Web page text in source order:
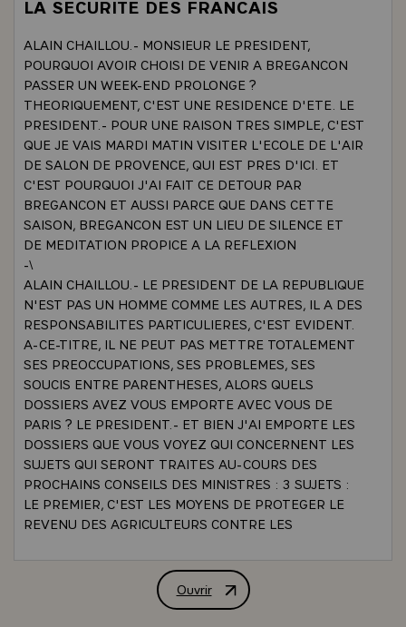
LA SECURITE DES FRANCAIS
ALAIN CHAILLOU.- MONSIEUR LE PRESIDENT,
POURQUOI AVOIR CHOISI DE VENIR A BREGANCON
PASSER UN WEEK-END PROLONGE ?
THEORIQUEMENT, C'EST UNE RESIDENCE D'ETE. LE
PRESIDENT.- POUR UNE RAISON TRES SIMPLE, C'EST
QUE JE VAIS MARDI MATIN VISITER L'ECOLE DE L'AIR
DE SALON DE PROVENCE, QUI EST PRES D'ICI. ET
C'EST POURQUOI J'AI FAIT CE DETOUR PAR
BREGANCON ET AUSSI PARCE QUE DANS CETTE
SAISON, BREGANCON EST UN LIEU DE SILENCE ET
DE MEDITATION PROPICE A LA REFLEXION
-\
ALAIN CHAILLOU.- LE PRESIDENT DE LA REPUBLIQUE
N'EST PAS UN HOMME COMME LES AUTRES, IL A DES
RESPONSABILITES PARTICULIERES, C'EST EVIDENT.
A-CE-TITRE, IL NE PEUT PAS METTRE TOTALEMENT
SES PREOCCUPATIONS, SES PROBLEMES, SES
SOUCIS ENTRE PARENTHESES, ALORS QUELS
DOSSIERS AVEZ VOUS EMPORTE AVEC VOUS DE
PARIS ? LE PRESIDENT.- ET BIEN J'AI EMPORTE LES
DOSSIERS QUE VOUS VOYEZ QUI CONCERNENT LES
SUJETS QUI SERONT TRAITES AU-COURS DES
PROCHAINS CONSEILS DES MINISTRES : 3 SUJETS :
LE PREMIER, C'EST LES MOYENS DE PROTEGER LE
REVENU DES AGRICULTEURS CONTRE LES
AGRICULTEURS CONTRE PRECISEMENT LES
INCERTITUDES MONETAIRES. LE CONSEIL DES
Ouvrir
INTERVIEW DU PRESIDENT DE LA